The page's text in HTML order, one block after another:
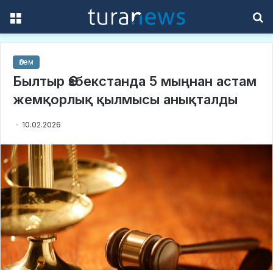
Әлем
Былтыр Өзбекстанда 5 мыңнан астам
жемқорлық қылмысы анықталды
10.02.2026